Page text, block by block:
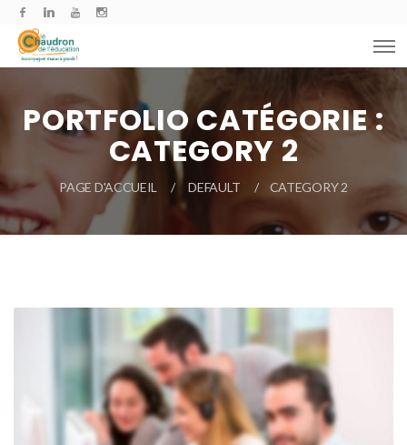
PORTFOLIO CATÉGORIE :
CATEGORY 2
PAGE D'ACCUEIL DEFAULT CATEGORY 2